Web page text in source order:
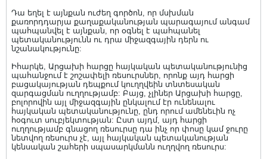
Դա եղել է այնքան ուժեղ գործոն, որ մսխման
քառորդդարյա քաղաքականության պարագայում անգամ
պահպանվել է այնքան, որ օգնել է պահպանել
պետականությունն ու դրա միջազգային դերն ու
նշանակությունը:
Իհարկե, Արցախի հարցը հայկական պետականությունից
պահանջում է շոշափելի ռեսուրսներ, որոնք այդ հարցի
բացակայության դեպքում կուղղվեին տնտեսական
զարգացման ուղղությամբ: Բայց, չլիներ Արցախի հարցը,
բոլորովին այլ միջազգային ընկալում էր ունենալու
հայկական պետականությունը, ընդ որում ամենեւին ոչ
հօգուտ սուբյեկտության: Ըստ այդմ, այդ հարցի
ուղղությամբ գնացող ռեսուրսը դա ինչ որ փոսը կամ ջուրը
նետվող ռեսուրս չէ, այլ հայկական պետականության
կենսական շահերի սպասարկմանն ուղղվող ռեսուրս: